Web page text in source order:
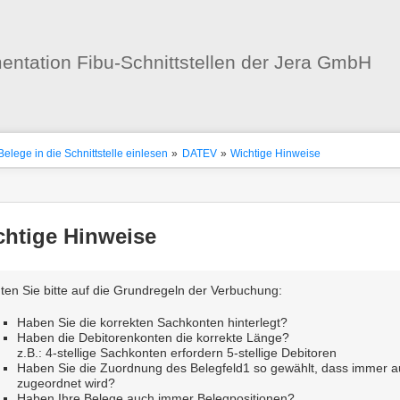
Fibu-Schnittstellen der Jera GmbH
Belege in die Schnittstelle einlesen » DATEV » Wichtige Hinweise
Hinweise
Sie bitte auf die Grundregeln der Verbuchung:
Haben Sie die korrekten Sachkonten hinterlegt?
Haben die Debitorenkonten die korrekte Länge?
z.B.: 4-stellige Sachkonten erfordern 5-stellige Debitoren
Haben Sie die Zuordnung des Belegfeld1 so gewählt, dass immer
zugeordnet wird?